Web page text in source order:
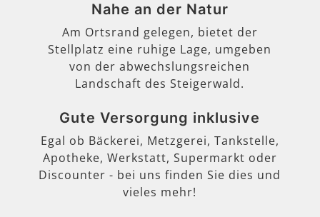
Nahe an der Natur
Am Ortsrand gelegen, bietet der
Stellplatz eine ruhige Lage, umgeben
von der abwechslungsreichen
Landschaft des Steigerwald.
Gute Versorgung inklusive
Egal ob Bäckerei, Metzgerei, Tankstelle,
Apotheke, Werkstatt, Supermarkt oder
Discounter - bei uns finden Sie dies und
vieles mehr!